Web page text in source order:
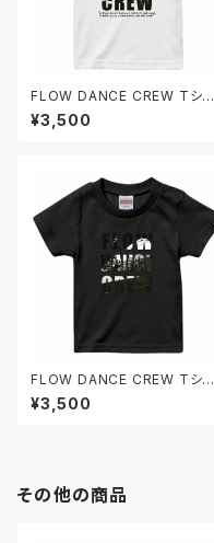
FLOW DANCE CREW Tシャ
ツ（キッズ）
¥3,500
FLOW DANCE CREW Tシャ
ツ（キッズ）
¥3,500
その他の商品